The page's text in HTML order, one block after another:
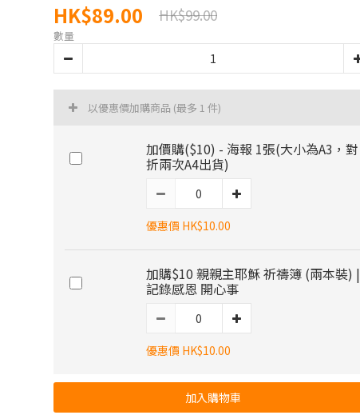
HK$89.00 HK$99.00
數量
以優惠價加購商品 (最多 1 件)
加價購($10) - 海報 1張(大小為A3，對
折兩次A4出貨)
優惠價 HK$10.00
加購$10 親親主耶穌 祈禱簿 (兩本裝) |
記錄感恩 開心事
優惠價 HK$10.00
加入購物車